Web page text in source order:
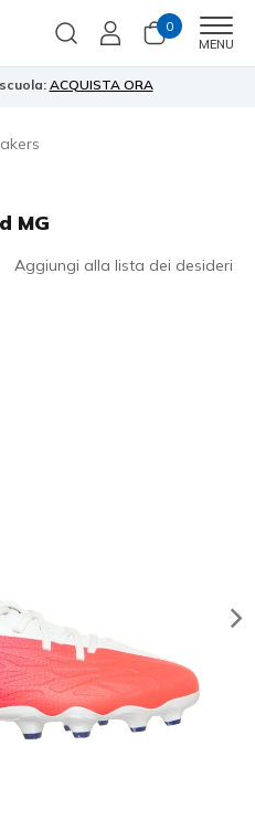
0
MENU
ACQUISTA ORA
MG
Aggiungi alla lista dei desideri